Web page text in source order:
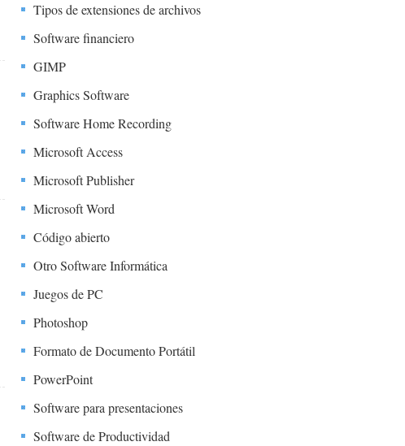
Tipos de extensiones de archivos
Software financiero
GIMP
Graphics Software
Software Home Recording
Microsoft Access
Microsoft Publisher
Microsoft Word
Código abierto
Otro Software Informática
Juegos de PC
Photoshop
Formato de Documento Portátil
PowerPoint
Software para presentaciones
Software de Productividad